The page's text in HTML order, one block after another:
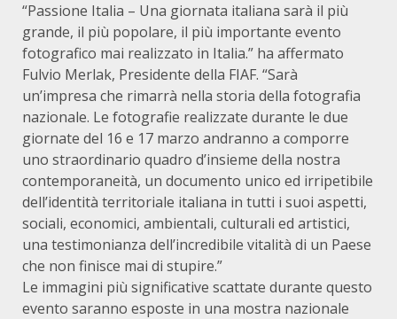
“Passione Italia – Una giornata italiana sarà il più
grande, il più popolare, il più importante evento
fotografico mai realizzato in Italia.” ha affermato
Fulvio Merlak, Presidente della FIAF. “Sarà
un’impresa che rimarrà nella storia della fotografia
nazionale. Le fotografie realizzate durante le due
giornate del 16 e 17 marzo andranno a comporre
uno straordinario quadro d’insieme della nostra
contemporaneità, un documento unico ed irripetibile
dell’identità territoriale italiana in tutti i suoi aspetti,
sociali, economici, ambientali, culturali ed artistici,
una testimonianza dell’incredibile vitalità di un Paese
che non finisce mai di stupire.”
Le immagini più significative scattate durante questo
evento saranno esposte in una mostra nazionale